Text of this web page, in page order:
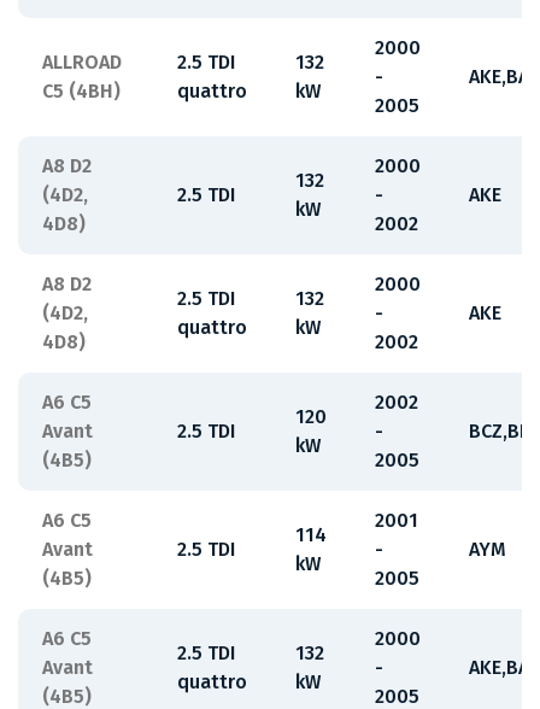
ALLROAD
C5 (4BH)
2.5 TDI
quattro
132
kW
2000
-
2005
AKE,BAU
A8 D2
(4D2,
4D8)
2.5 TDI
132
kW
2000
-
2002
AKE
A8 D2
(4D2,
4D8)
2.5 TDI
quattro
132
kW
2000
-
2002
AKE
A6 C5
Avant
(4B5)
2.5 TDI
120
kW
2002
-
2005
A6 C5
Avant
(4B5)
2.5 TDI
114
kW
2001
-
2005
AYM
A6 C5
Avant
(4B5)
2.5 TDI
quattro
132
kW
2000
-
2005